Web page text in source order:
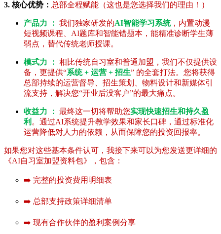
3. 核心优势： 总部全程赋能（这也是您选择我们的理由！）
产品力 ： 我们独家研发的AI智能学习系统，内置动漫
短视频课程、AI题库和智能错题本，能精准诊断学生薄
弱点，替代传统老师授课。
模式力 ： 相比传统自习室和普通加盟，我们不仅提供设
备，更提供“系统 + 运营 + 招生” 的全套打法。您将获得
总部持续的运营督导、招生策划、物料设计和新媒体引
流支持，解决您“开业后没客户”的最大痛点。
收益力 ： 最终这一切将帮助您实现快速招生和持久盈
利 。通过AI系统提升教学效果和家长口碑，通过标准化
运营降低对人力的依赖，从而保障您的投资回报率。
如果您对这些基本条件认可，我接下来可以为您发送更详细的
《AI自习室加盟资料包》，包含：
➡️ 完整的投资费用明细表
➡️ 总部支持政策详细清单
➡️ 现有合作伙伴的盈利案例分享